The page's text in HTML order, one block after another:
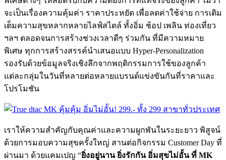
จะเป็นเรื่องความคุ้มค่า ราคาประหยัด เพื่อลดค่าใช้จ่าย การเติม
เต็มความสุขหลากหลายไลฟ์สไตล์ ทั้งอิ่ม ช้อป เพลิน ท่องเที่ยว
ฯลฯ ตลอดจนการสร้างช่วงเวลาดีๆ ร่วมกัน ที่มีความหมาย
พิเศษ ทุกการสร้างสรรค์นำเสนอแบบ Hyper-Personalization
รองรับด้วยข้อมูลจริงเชิงลึกจากพฤติกรรมการใช้ของลูกค้า
แต่ละกลุ่มในวันที่หลายต่อหลายแบรนด์แข่งขันกันที่ราคาและ
โปรโมชัน
เราให้ความสำคัญกับคุณค่าและความผูกพันในระยะยาว พิสูจน์
ด้วยการมอบความสุขครั้งใหญ่ สานต่อกิจกรรม Customer Day ที่
ผ่านมา ด้วยแคมเปญ “ยิ่งอยู่นาน ยิ่งรักกัน อิ่มสุขไม่อั้น ที่ MK